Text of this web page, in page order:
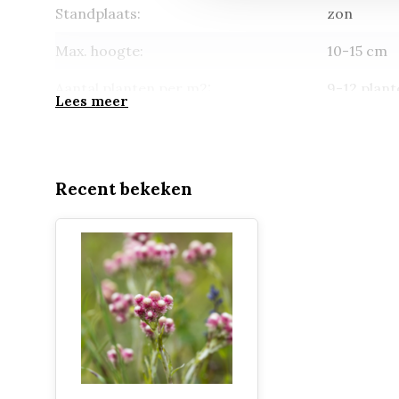
Standplaats: zon
Max. hoogte: 10-15 cm
9-12
Lees meer
Recent bekeken